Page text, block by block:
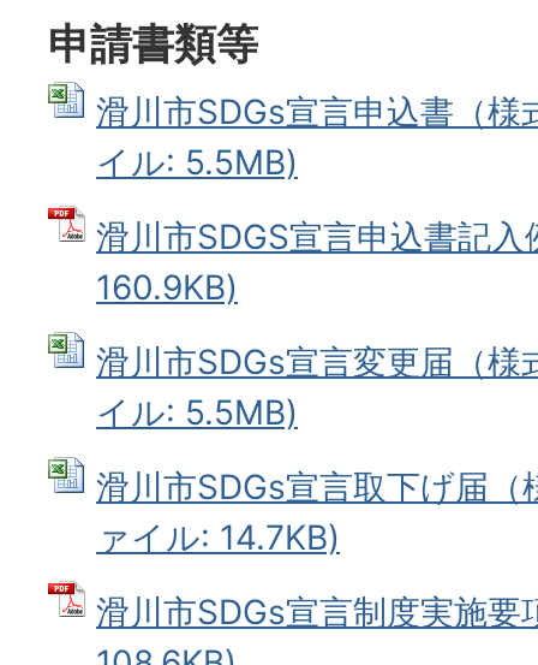
申請書類等
滑川市SDGs宣言申込書（様
イル: 5.5MB)
滑川市SDGS宣言申込書記
160.9KB)
滑川市SDGs宣言変更届（
イル: 5.5MB)
滑川市SDGs宣言取下げ届
ァイル: 14.7KB)
滑川市SDGs宣言制度実施要